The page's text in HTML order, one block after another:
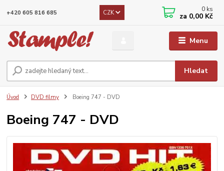
Menu
CZK
Hledat
+420 605 816 685 0 ks
za 0,00 Kč
Úvod DVD filmy Boeing 747 - DVD
Boeing 747 - DVD